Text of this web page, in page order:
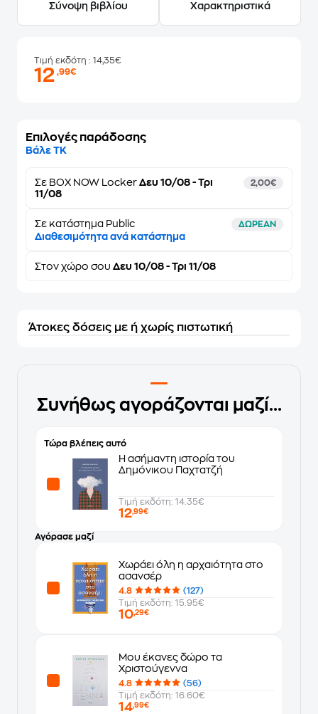
Σύνοψη βιβλίου Χαρακτηριστικά
Τιμή εκδότη : 14,35€
12,99€
Επιλογές παράδοσης
Βάλε ΤΚ
Σε BOX NOW Locker Δευ 10/08 - Τρι
11/08
2,00€
Σε κατάστημα Public ΔΩΡΕΑΝ
Διαθεσιμότητα ανά κατάστημα
Στον χώρο σου Δευ 10/08 - Τρι 11/08
Άτοκες δόσεις με ή χωρίς πιστωτική
Συνήθως αγοράζονται μαζί...
Τώρα βλέπεις αυτό
Η ασήμαντη ιστορία του
Δημόνικου Παχτατζή
Τιμή εκδότη: 14.35€
12,99€
Αγόρασε μαζί
Χωράει όλη η αρχαιότητα στο
ασανσέρ
4.8
(127)
Τιμή εκδότη: 15.95€
10,29€
Μου έκανες δώρο τα
Χριστούγεννα
4.8
(56)
Τιμή εκδότη: 16.60€
14,99€